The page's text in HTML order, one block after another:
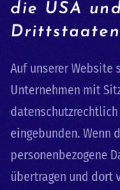
die USA
Drittstaaten
Auf unserer Website
Unternehmen mit
eingebunden. Wenn
personenbezogene
übertragen und dort